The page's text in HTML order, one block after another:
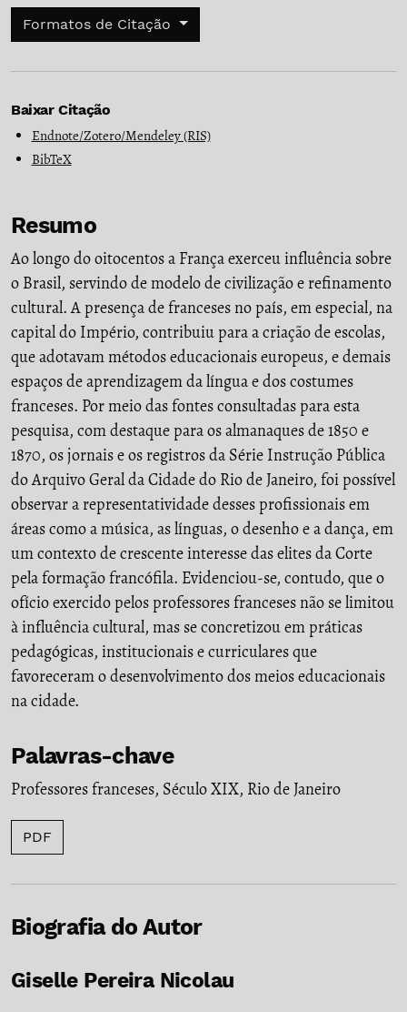
Formatos de Citação
Baixar Citação
Endnote/Zotero/Mendeley (RIS)
BibTeX
Resumo
Ao longo do oitocentos a França exerceu influência sobre
o Brasil, servindo de modelo de civilização e refinamento
cultural. A presença de franceses no país, em especial, na
capital do Império, contribuiu para a criação de escolas,
que adotavam métodos educacionais europeus, e demais
espaços de aprendizagem da língua e dos costumes
franceses. Por meio das fontes consultadas para esta
pesquisa, com destaque para os almanaques de 1850 e
1870, os jornais e os registros da Série Instrução Pública
do Arquivo Geral da Cidade do Rio de Janeiro, foi possível
observar a representatividade desses profissionais em
áreas como a música, as línguas, o desenho e a dança, em
um contexto de crescente interesse das elites da Corte
pela formação francófila. Evidenciou-se, contudo, que o
ofício exercido pelos professores franceses não se limitou
à influência cultural, mas se concretizou em práticas
pedagógicas, institucionais e curriculares que
favoreceram o desenvolvimento dos meios educacionais
na cidade.
Palavras-chave
Professores franceses, Século XIX, Rio de Janeiro
PDF
Biografia do Autor
Giselle Pereira Nicolau